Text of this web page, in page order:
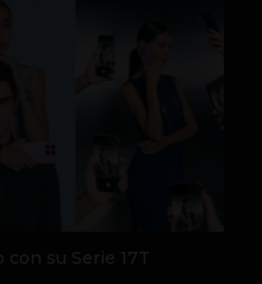
su Serie 17T